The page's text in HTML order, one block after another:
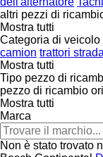
altri pezzi di
Mostra tutti
Categoria di veicolo
camion trattori
Mostra tutti
Tipo pezzo di
pezzo di ricambio
Mostra tutti
Marca
Non è stato trovato